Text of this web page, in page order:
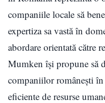
companiile locale să
expertiza sa vastă în
abordare orientată către
Mumken își propune să
companiilor românești în
eficiente de resurse